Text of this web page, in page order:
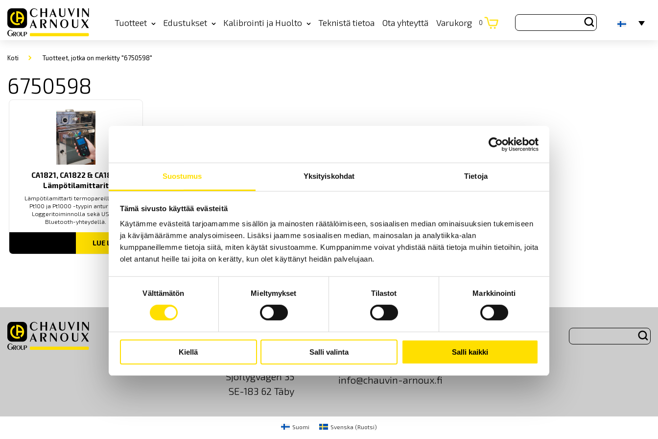
Suostumus Yksityiskohdat Tietoja
Tämä sivusto käyttää evästeitä
Käytämme evästeitä tarjoamamme sisällön ja mainosten räätälöimiseen, sosiaalisen median ominaisuuksien tukemiseen
ja kävijämäärämme analysoimiseen. Lisäksi jaamme sosiaalisen median, mainosalan ja analytiikka-alan
kumppaneillemme tietoja siitä, miten käytät sivustoamme. Kumppanimme voivat yhdistää näitä tietoja muihin tietoihin, joita
olet antanut heille tai joita on kerätty, kun olet käyttänyt heidän palvelujaan.
Välttämätön Mieltymykset Tilastot Markkinointi
Kiellä Salli valinta Salli kaikki
Tuotteet Edustukset Kalibrointi ja Huolto Teknistä tietoa Ota yhteyttä Varukorg 0
Koti Tuotteet, jotka on merkitty "6750598"
6750598
CA1821, CA1822 & CA1823
Lämpötilamittarit
Lämpötilamittarti termopareille sekä
Pt100 ja Pt1000 -tyypin antureille.
Loggeritoiminnolla sekä USB ja
Bluetooth-yhteydellä.
LUE LISÄÄ
Etusivu Ota yhteyttä Tietoa meistä GDPR Evästeet
CA Mätsystem AB
Sjöflygvägen 35
SE-183 62 Täby
+46 8 50 52 68 00
info@chauvin-arnoux.fi
Suomi Svenska (Ruotsi)